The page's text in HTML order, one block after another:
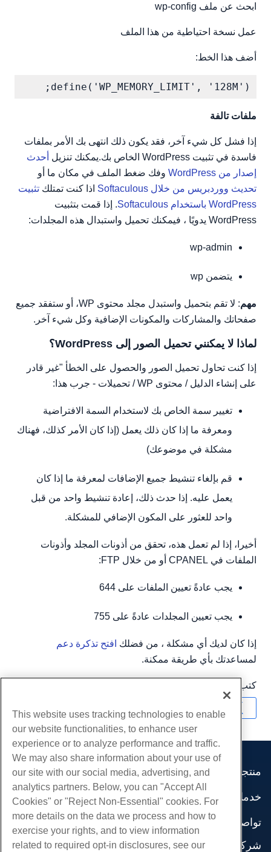
ابحث عن ملف wp-config
عمل نسخة احتياطية من هذا الملف
أضف هذا الخط:
define('WP_MEMORY_LIMIT', '128M');
ملفات تالفة
إذا فشل كل شيء آخر، فقد يكون ذلك انتهى بك الأمر بملفات
فاسدة في تثبيت WordPress الخاص بك.يمكنك تنزيل
أحدث
إصدار من WordPress
وفك ضغط الملف في مكان ما أو
تحديث ووردبريس من خلال Softaculous
اذا كنت تمتلك تثبيت
WordPress باستخدام Softaculous
. إذا قمت بتثبيت
WordPress يدويًا ، فيمكنك تحميل واستبدال هذه المجلدات:
wp-admin
يتضمن wp
مهم
: لا تقم بتحميل واستبدل مجلد محتوى WP، أو ستفقد جميع
صفحاتك والمشاركات والمكونات الإضافية وكل شيء آخر.
لماذا لا يمكنني تحميل الصور إلى WordPress؟
إذا كنت تحاول تحميل الصور والحصول على الخطأ "غير قادر
على إنشاء الدليل / محتوى WP / تحميلات - جرب هذا:
تغيير سمة الخاص بك لاستخدام السمة الافتراضية
ومعرفة ما إذا كان ذلك يعمل (إذا كان الأمر كذلك، فهناك
مشكلة في موضوعك)
قم بإلغاء تنشيط جميع الإضافات لمعرفة ما إذا كان
يعمل عليه. إذا حدث ذلك، إعادة تنشيط واحد من قبل
واحد للعثور على المكون الإضافي للمشكلة.
أخيرا، إذا لم تعمل هذه، تحقق من أذونات المجلد وأذونات
الملفات في CPANEL أو من خلال FTP:
يجب عادةً تعيين الملفات على 644
يجب تعيين المجلدات عادةً على 755
إذا كان لديك أي مشكلة ، من فضلك افتح تذكرة دعم
لمساعدتك بأي طريقة ممكنة.
كتب بواسطة
منتجات
استضافة الموقع
استضافة الأعمال
موزع استضافة
موزع العلامة البيضاء
خدمات
هجرات الموقع
تواصل اجتماعي
وثائق المنتج
شركة
This website uses tracking technologies to enable
our website functionalities, to enhance user
experience or to analyze performance and traffic.
We may also share information about your use of
our site with our social media, advertising, and
analytics partners. Below, you can "Accept All
Cookies" or "Reject Non-Essential" cookies. For
more details on the data we process and how to
exercise your rights, and to view information
related to required opt-in disclosures, see our